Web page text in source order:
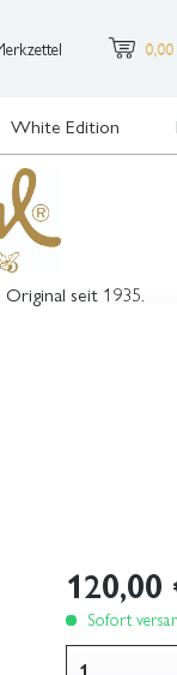
White Edition
seit 1935.
120,00
Sofort